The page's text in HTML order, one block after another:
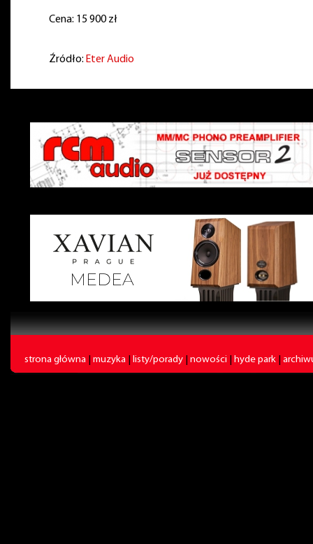
Cena: 15 900 zł
Źródło: Eter Audio
strona główna muzyka listy/porady nowości hyde park